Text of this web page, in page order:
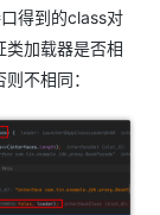
得到的class对
类加载器是否相
不相同：